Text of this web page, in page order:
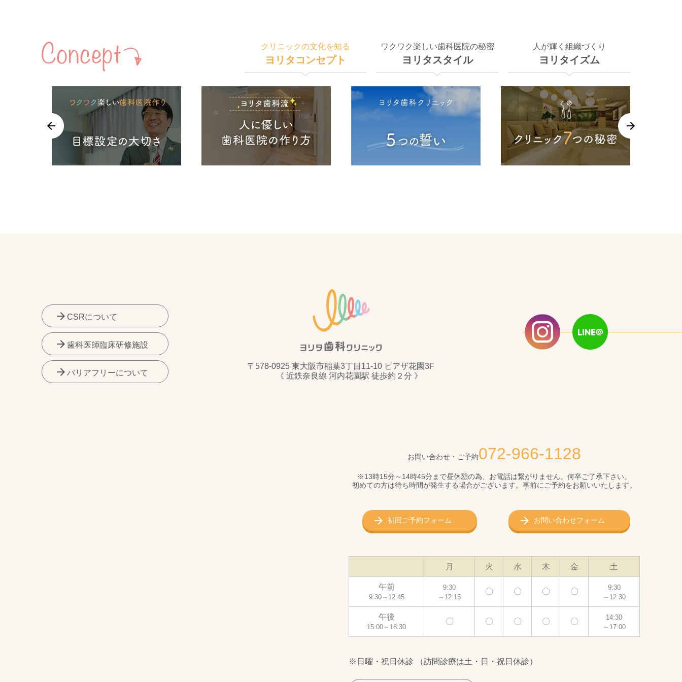
クリニックの文化を知る
ヨリタコンセプト
ワクワク楽しい歯科医院の秘密
ヨリタスタイル
人が輝く組織づくり
ヨリタイズム
arrow_forward CSRについて
arrow_forward 歯科医師臨床研修施設
arrow_forward バリアフリーについて
〒578-0925 東大阪市稲葉3丁目11-10 ピアザ花園3F
《 近鉄奈良線 河内花園駅 徒歩約２分 》
お問い合わせ・ご予約072-966-1128
※13時15分～14時45分まで昼休憩の為、お電話は繋がりません。何卒ご了承下さい。
初めての方は待ち時間が発生する場合がございます。事前にご予約をお願いいたします。
初回ご予約フォーム お問い合わせフォーム
月 火 水 木 金 土
午前
9:30～12:45
9:30
～12:15
〇 〇 〇 〇
9:30
～12:30
午後
15:00～18:30
〇 〇 〇 〇 〇
14:30
～17:00
※日曜・祝日休診 （訪問診療は土・日・祝日休診）